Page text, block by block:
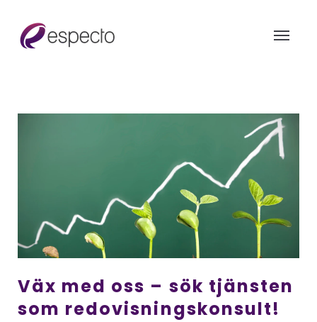
Väx med oss – sök tjänsten
som redovisningskonsult!